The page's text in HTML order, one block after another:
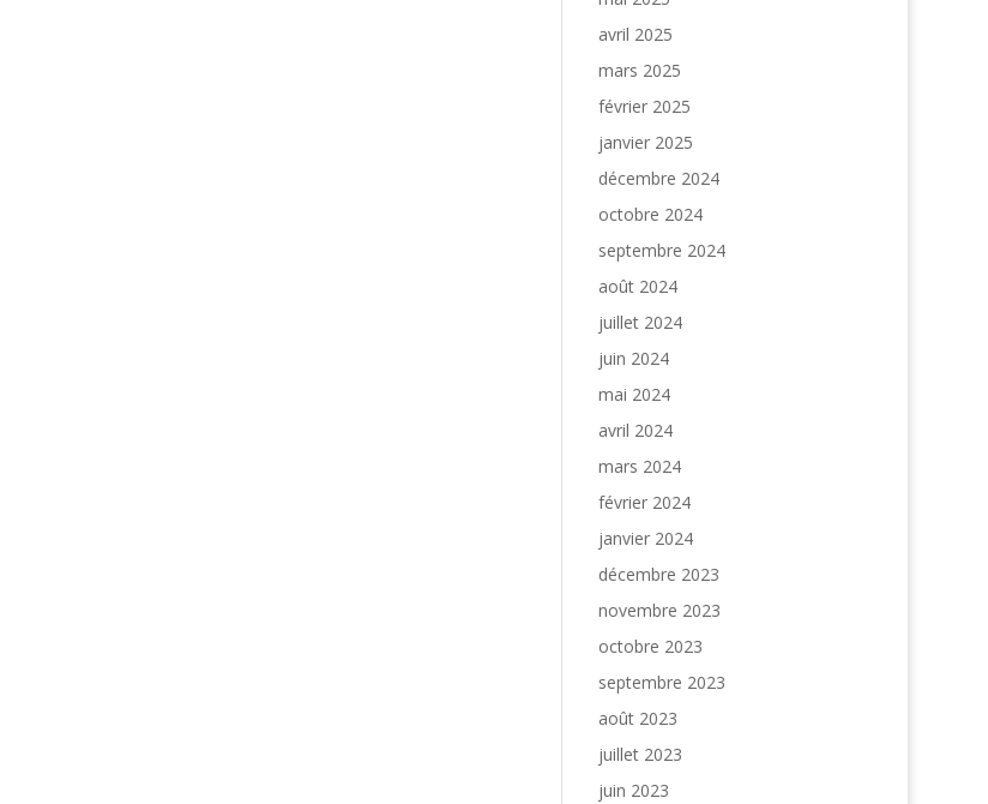
avril 2025
mars 2025
février 2025
janvier 2025
décembre 2024
octobre 2024
septembre 2024
août 2024
juillet 2024
juin 2024
mai 2024
avril 2024
mars 2024
février 2024
janvier 2024
décembre 2023
novembre 2023
octobre 2023
septembre 2023
août 2023
juillet 2023
juin 2023